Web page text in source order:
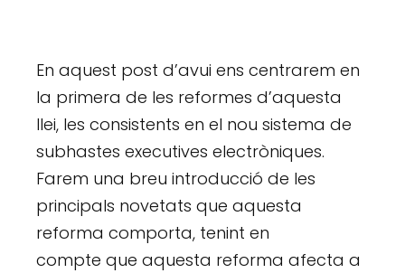
En aquest post d’avui ens centrarem en
la primera de les reformes d’aquesta
llei, les consistents en el nou sistema de
subhastes executives electròniques.
Farem una breu introducció de les
principals novetats que aquesta
reforma comporta, tenint en
compte que aquesta reforma afecta a